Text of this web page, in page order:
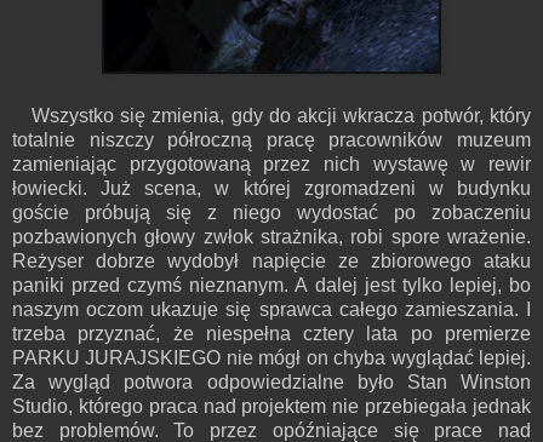
Wszystko się zmienia, gdy do akcji wkracza potwór, który
totalnie niszczy półroczną pracę pracowników muzeum
zamieniając przygotowaną przez nich wystawę w rewir
łowiecki. Już scena, w której zgromadzeni w budynku
goście próbują się z niego wydostać po zobaczeniu
pozbawionych głowy zwłok strażnika, robi spore wrażenie.
Reżyser dobrze wydobył napięcie ze zbiorowego ataku
paniki przed czymś nieznanym. A dalej jest tylko lepiej, bo
naszym oczom ukazuje się sprawca całego zamieszania. I
trzeba przyznać, że niespełna cztery lata po premierze
PARKU JURAJSKIEGO nie mógł on chyba wyglądać lepiej.
Za wygląd potwora odpowiedzialne było Stan Winston
Studio, którego praca nad projektem nie przebiegała jednak
bez problemów. To przez opóźniające się prace nad